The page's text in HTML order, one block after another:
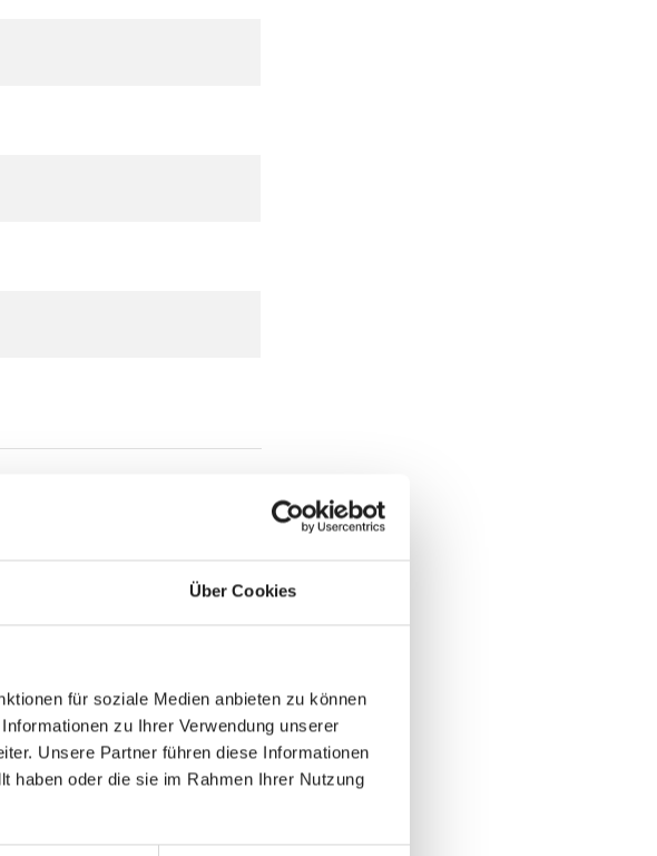
Über Cookies
für soziale Medien anbieten zu können
zu Ihrer Verwendung unserer
Unsere Partner führen diese Informationen
haben oder die sie im Rahmen Ihrer Nutzung
5